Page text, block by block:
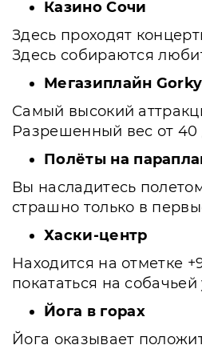
Казино Сочи
Здесь проходят
Здесь собираются
Мегазиплайн
Самый высокий
Разрешенный вес от 40
Полёты на
Вы насладитесь
страшно только в
Хаски-центр
Находится на отметке
покататься на
Йога в горах
Йога оказывает